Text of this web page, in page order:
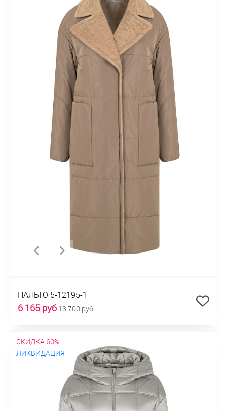
ПАЛЬТО 5-12195-1
6 165 руб13 700 руб
СКИДКА 60%
ЛИКВИДАЦИЯ